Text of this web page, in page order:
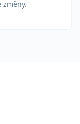
změny.